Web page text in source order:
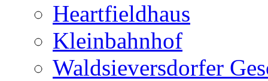
Heartfieldhaus
Kleinbahnhof
Waldsieversdorfer